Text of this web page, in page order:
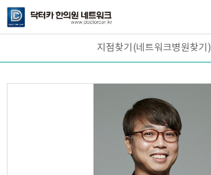
지점찾기(네트워크병원찾기)